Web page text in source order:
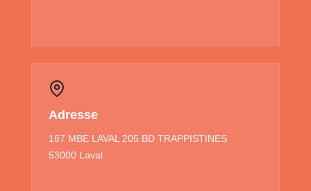
Adresse
167 MBE LAVAL 205 BD TRAPPISTINES
53000 Laval